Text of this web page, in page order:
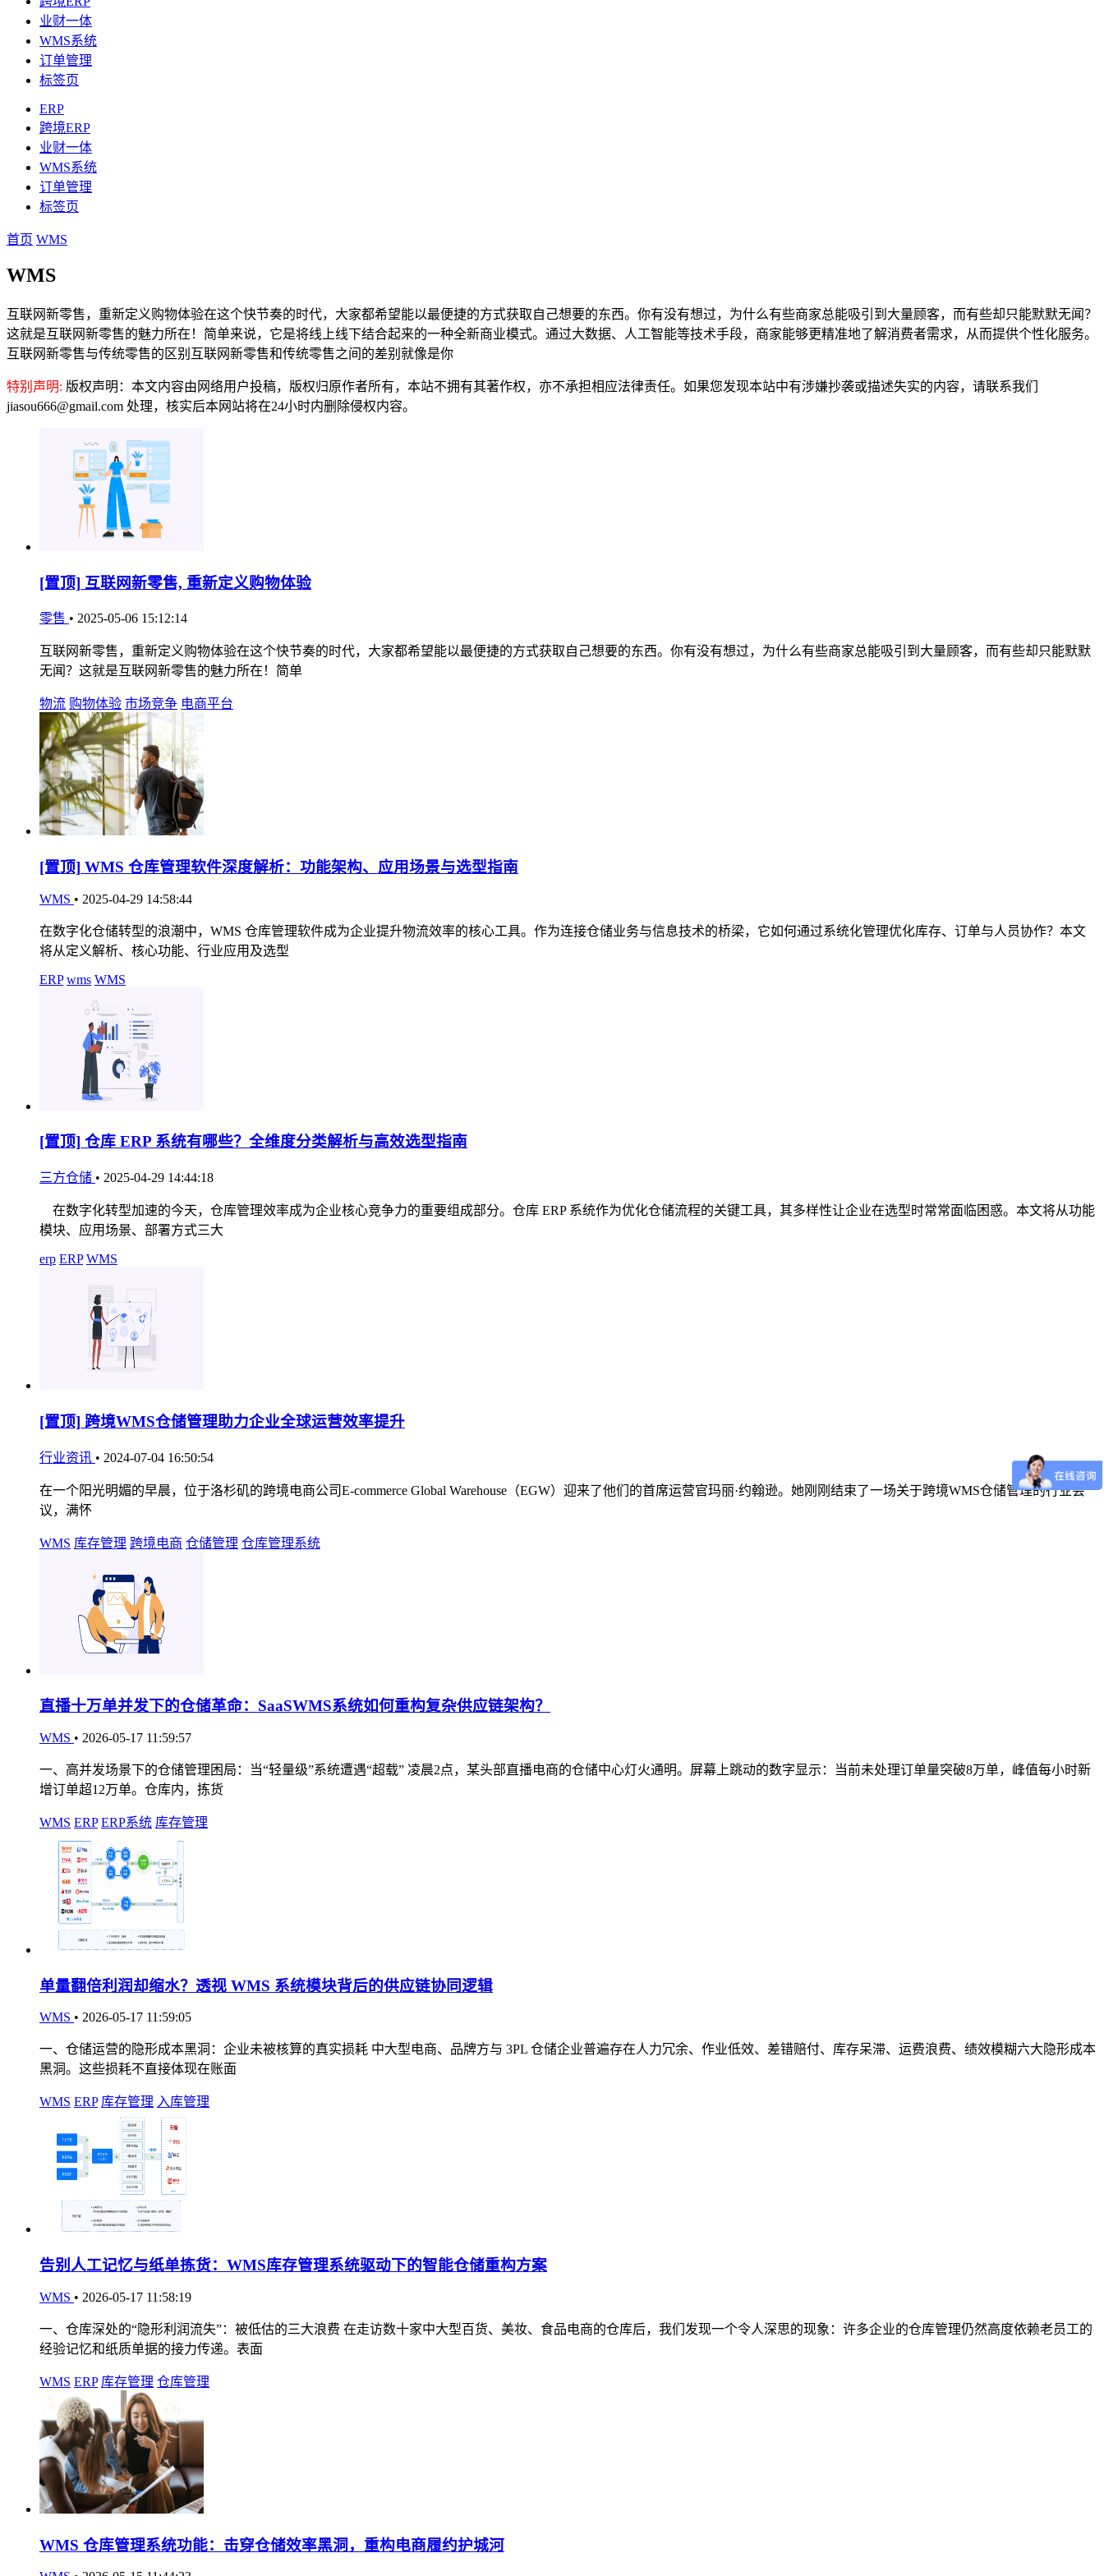
业财一体
WMS系统
订单管理
标签页
ERP
跨境ERP
业财一体
WMS系统
订单管理
标签页
首页 WMS
WMS
互联网新零售，重新定义购物体验在这个快节奏的时代，大家都希望能以最便捷的方式获取自己想要的东西。你有没有想过，为什么有些商家总能吸引到大量顾客，而有些却只能默默无闻？
这就是互联网新零售的魅力所在！简单来说，它是将线上线下结合起来的一种全新商业模式。通过大数据、人工智能等技术手段，商家能够更精准地了解消费者需求，从而提供个性化服务。
互联网新零售与传统零售的区别互联网新零售和传统零售之间的差别就像是你
特别声明: 版权声明：本文内容由网络用户投稿，版权归原作者所有，本站不拥有其著作权，亦不承担相应法律责任。如果您发现本站中有涉嫌抄袭或描述失实的内容，请联系我们
jiasou666@gmail.com 处理，核实后本网站将在24小时内删除侵权内容。
[置顶] 互联网新零售, 重新定义购物体验
零售 • 2025-05-06 15:12:14
互联网新零售，重新定义购物体验在这个快节奏的时代，大家都希望能以最便捷的方式获取自己想要的东西。你有没有想过，为什么有些商家总能吸引到大量顾客，而有些却只能默默
无闻？这就是互联网新零售的魅力所在！简单
物流 购物体验 市场竞争 电商平台
[置顶] WMS 仓库管理软件深度解析：功能架构、应用场景与选型指南
WMS • 2025-04-29 14:58:44
在数字化仓储转型的浪潮中，WMS 仓库管理软件成为企业提升物流效率的核心工具。作为连接仓储业务与信息技术的桥梁，它如何通过系统化管理优化库存、订单与人员协作？本文
将从定义解析、核心功能、行业应用及选型
ERP wms WMS
[置顶] 仓库 ERP 系统有哪些？全维度分类解析与高效选型指南
三方仓储 • 2025-04-29 14:44:18
在数字化转型加速的今天，仓库管理效率成为企业核心竞争力的重要组成部分。仓库 ERP 系统作为优化仓储流程的关键工具，其多样性让企业在选型时常常面临困惑。本文将从功能
模块、应用场景、部署方式三大
erp ERP WMS
[置顶] 跨境WMS仓储管理助力企业全球运营效率提升
行业资讯 • 2024-07-04 16:50:54
在一个阳光明媚的早晨，位于洛杉矶的跨境电商公司E-commerce Global Warehouse（EGW）迎来了他们的首席运营官玛丽·约翰逊。她刚刚结束了一场关于跨境WMS仓储管理的行业会
议，满怀
WMS 库存管理 跨境电商 仓储管理 仓库管理系统
直播十万单并发下的仓储革命：SaaSWMS系统如何重构复杂供应链架构？
WMS • 2026-05-17 11:59:57
一、高并发场景下的仓储管理困局：当“轻量级”系统遭遇“超载” 凌晨2点，某头部直播电商的仓储中心灯火通明。屏幕上跳动的数字显示：当前未处理订单量突破8万单，峰值每小时新
增订单超12万单。仓库内，拣货
WMS ERP ERP系统 库存管理
单量翻倍利润却缩水？透视 WMS 系统模块背后的供应链协同逻辑
WMS • 2026-05-17 11:59:05
一、仓储运营的隐形成本黑洞：企业未被核算的真实损耗 中大型电商、品牌方与 3PL 仓储企业普遍存在人力冗余、作业低效、差错赔付、库存呆滞、运费浪费、绩效模糊六大隐形成本
黑洞。这些损耗不直接体现在账面
WMS ERP 库存管理 入库管理
告别人工记忆与纸单拣货：WMS库存管理系统驱动下的智能仓储重构方案
WMS • 2026-05-17 11:58:19
一、仓库深处的“隐形利润流失”：被低估的三大浪费 在走访数十家中大型百货、美妆、食品电商的仓库后，我们发现一个令人深思的现象：许多企业的仓库管理仍然高度依赖老员工的
经验记忆和纸质单据的接力传递。表面
WMS ERP 库存管理 仓库管理
WMS 仓库管理系统功能：击穿仓储效率黑洞，重构电商履约护城河